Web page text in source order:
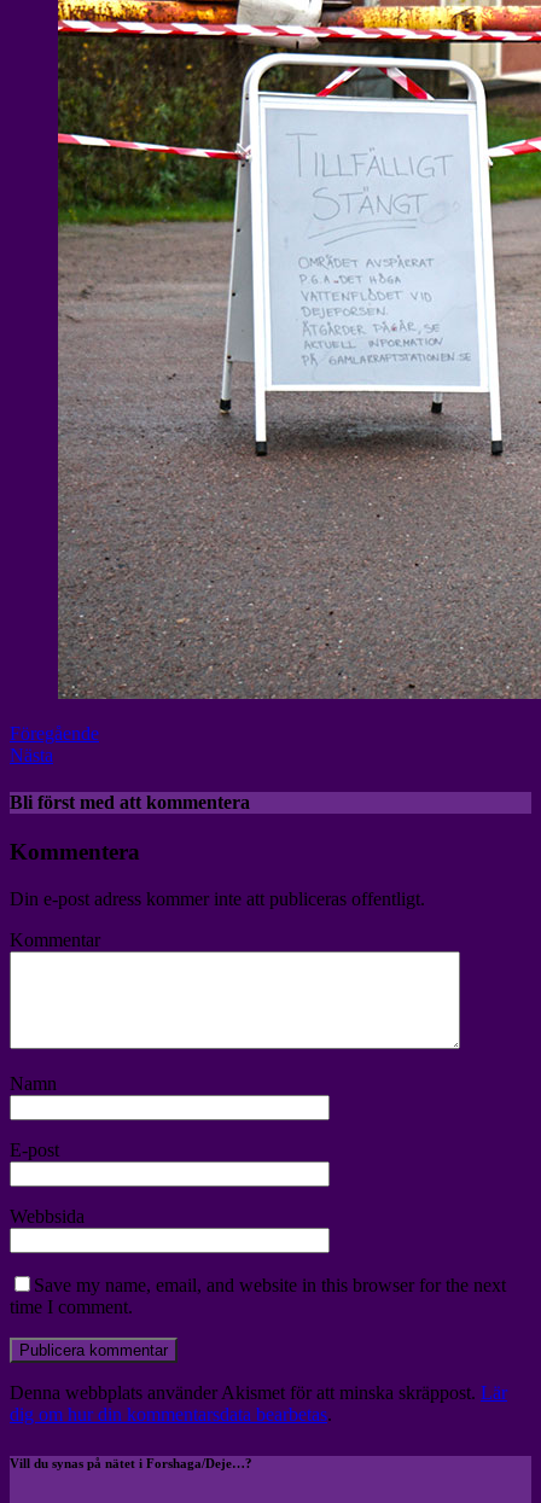
Föregående
Nästa
Bli först med att kommentera
Kommentera
Din e-post adress kommer inte att publiceras offentligt.
Kommentar
Namn
E-post
Webbsida
Save my name, email, and website in this browser for the next
time I comment.
Denna webbplats använder Akismet för att minska skräppost. Lär
dig om hur din kommentarsdata bearbetas.
Vill du synas på nätet i Forshaga/Deje…?